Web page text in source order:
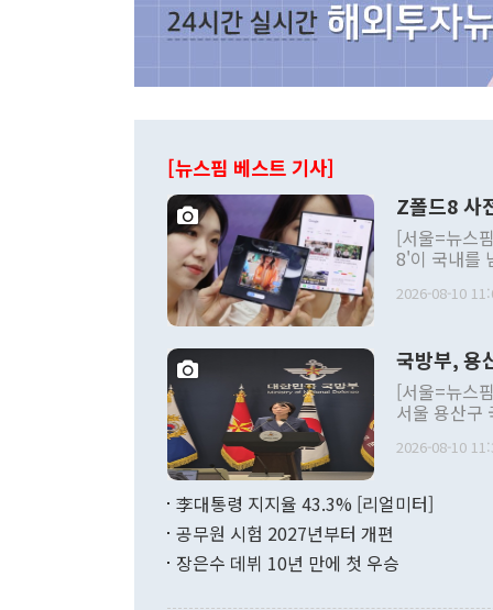
[뉴스핌 베스트 기사]
Z폴드8
[서울=뉴스
8'이 국내를
였고, 국내
폴드8이 기
어들이고 있
대되면서 폴
Z폴드8 시리즈 [사진 =
만대 '신기
시장 판매
었다. 기존
2026-08-10
국방부, 용
[서울=뉴스
서울 용산구
후 첫 정례
용산 이전에
사 복귀 절
로 오는 14
2026-08-10
李대통령 지지율 43.3% [리얼미터]
공무원 시험 2027년부터 개편
장은수 데뷔 10년 만에 첫 우승